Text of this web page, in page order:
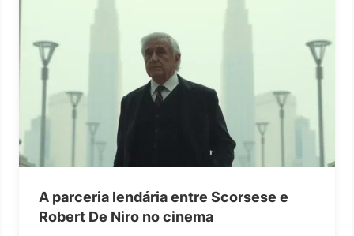
A parceria lendária entre Scorsese e
Robert De Niro no cinema